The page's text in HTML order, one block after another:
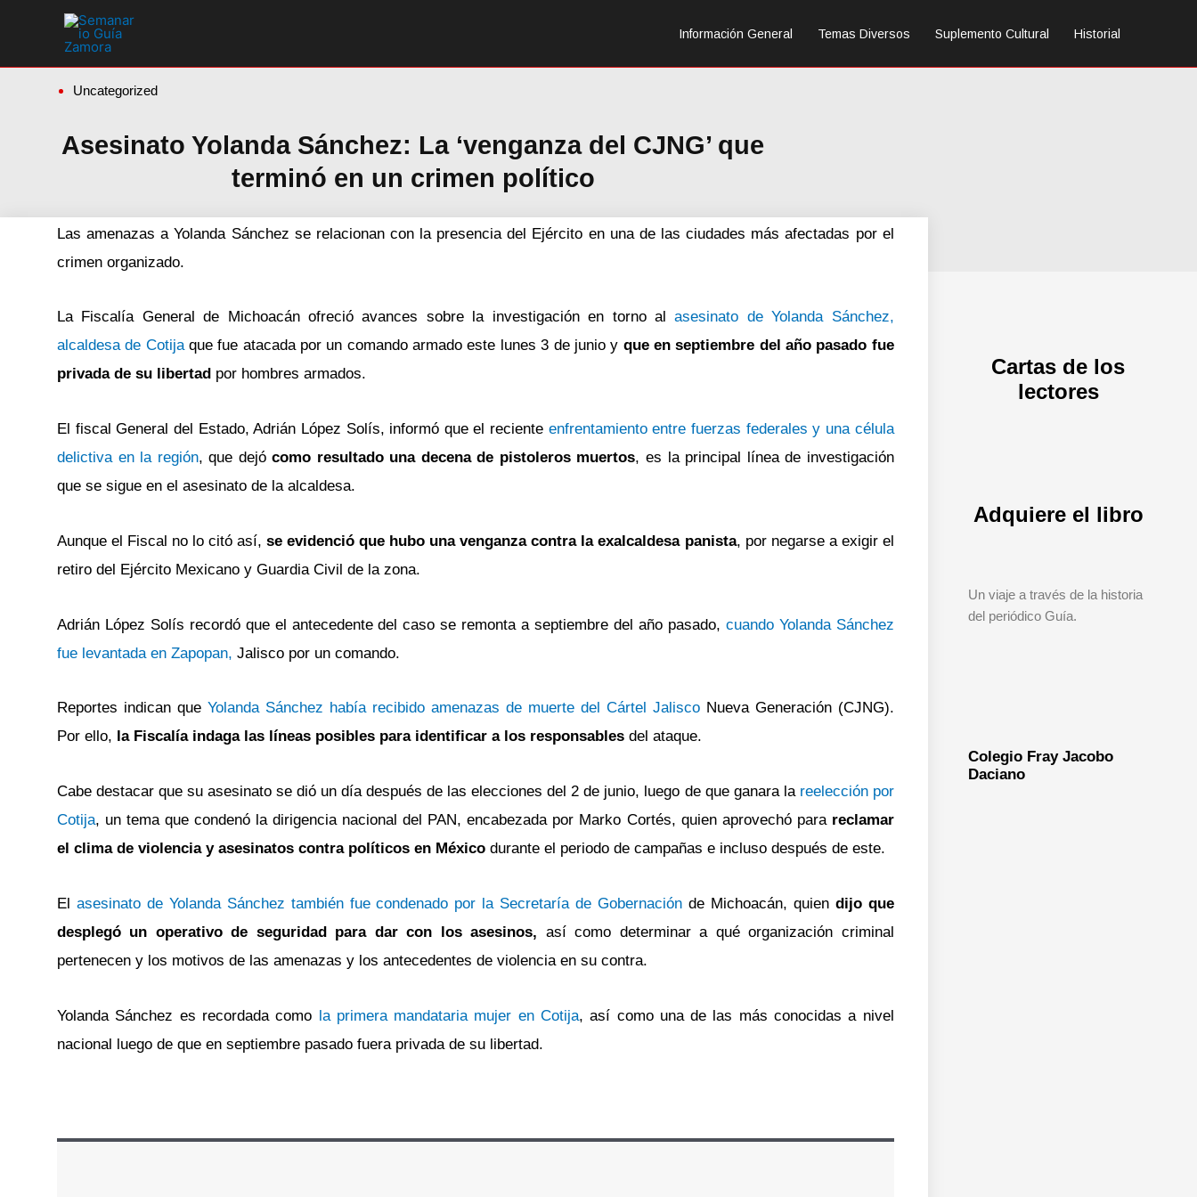
Información General Temas Diversos Suplemento Cultural Historial
Uncategorized
Asesinato Yolanda Sánchez: La ‘venganza del CJNG’ que
terminó en un crimen político
Las amenazas a Yolanda Sánchez se relacionan con la presencia del Ejército en una de las ciudades más afectadas por el
crimen organizado.
La Fiscalía General de Michoacán ofreció avances sobre la investigación en torno alasesinato de Yolanda Sánchez,
alcaldesa de Cotijaque fue atacada por un comando armado este lunes 3 de junio y que en septiembre del año pasado fue
privada de su libertad por hombres armados.
El fiscal General del Estado, Adrián López Solís, informó que el reciente enfrentamiento entre fuerzas federales y una célula
delictiva en la región, que dejócomo resultado una decena de pistoleros muertos, es la principal línea de investigación
que se sigue en el asesinato de la alcaldesa.
Aunque el Fiscal no lo citó así, se evidenció que hubo una venganza contra la exalcaldesa panista, por negarse a exigir el
retiro del Ejército Mexicano y Guardia Civil de la zona.
Adrián López Solís recordó que el antecedente del caso se remonta a septiembre del año pasado, cuando Yolanda Sánchez
fue levantada en Zapopan, Jalisco por un comando.
Reportes indican que Yolanda Sánchez había recibido amenazas de muerte del Cártel JaliscoNueva Generación (CJNG).
Por ello, la Fiscalía indaga las líneas posibles para identificar a los responsables del ataque.
Cabe destacar que su asesinato se dió un día después de las elecciones del 2 de junio, luego de que ganara la reelección por
Cotija, un tema que condenó la dirigencia nacional del PAN, encabezada por Marko Cortés, quien aprovechó para reclamar
el clima de violencia y asesinatos contra políticos en México durante el periodo de campañas e incluso después de este.
El asesinato de Yolanda Sánchez también fue condenado por la Secretaría de Gobernación de Michoacán, quiendijo que
desplegó un operativo de seguridad para dar con los asesinos, así como determinar a qué organización criminal
pertenecen y los motivos de las amenazas y los antecedentes de violencia en su contra.
Yolanda Sánchez es recordada como la primera mandataria mujer en Cotija, así como una de las más conocidas a nivel
nacional luego de que en septiembre pasado fuera privada de su libertad.
Cartas de los
lectores
Adquiere el libro
Un viaje a través de la historia
del periódico Guía.
Colegio Fray Jacobo
Daciano